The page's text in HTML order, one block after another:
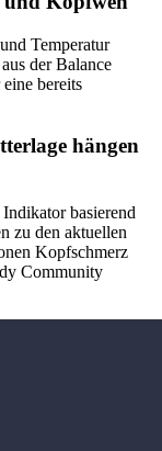
Temperatur
der Balance
bereits
hängen
basierend
zu den aktuellen
Kopfschmerz
Community